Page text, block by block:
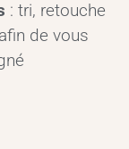
: tri, retouche
de vous